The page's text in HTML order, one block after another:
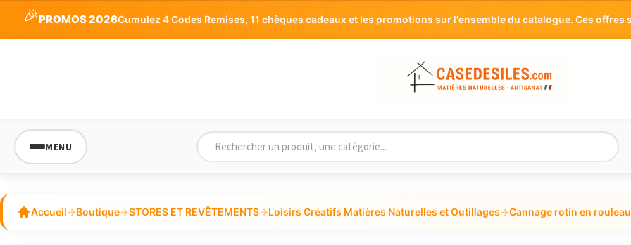
🎉PROMOS 2026Cumulez 4 Codes Remises, 11 chèques cadeaux et les promotions sur l'ensemble du catalogue. Ces
MENU
Accueil→Boutique→STORES ET REVÊTEMENTS→Loisirs Créatifs Matières Naturelles et Outillages→Cannage rotin en rouleau